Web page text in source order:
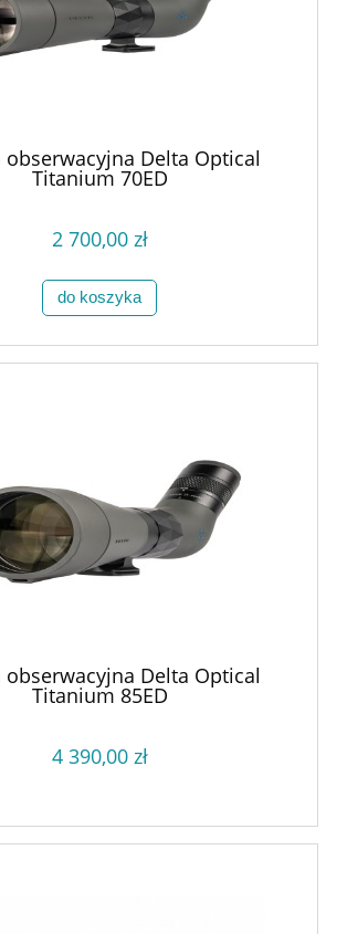
obserwacyjna Delta Optical
Titanium 70ED
2 700,00 zł
do koszyka
obserwacyjna Delta Optical
Titanium 85ED
4 390,00 zł